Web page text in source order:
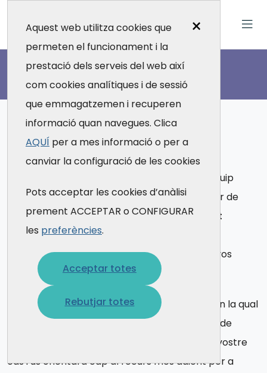
×
Aquest web utilitza cookies que
permeten el funcionament i la
prestació dels serveis del web així
com cookies analítiques i de sessió
que emmagatzemen i recuperen
informació quan navegues. Clica
AQUÍ per a mes informació o per a
canviar la configuració de les cookies
Pots acceptar les cookies d’anàlisi
prement ACCEPTAR o CONFIGURAR
les preferències.
Acceptar totes
Rebutjar totes
Contacte
nitatd'Acollid
Si treballes a l’àmbit de la salut i tu o el teu equip
voleu millorar les vostres habilitats per exercir de
manera més saludable o presenteupatiment
emocional, problemes de salut mental i/o
conductes addictives, som aquí per donar-vos
suport
Contacteu amb la nostraUnitat d’Acollida
, en la qual
un equip de professionals experts us atendrà de
, valorarà el vostre
cas i us orientarà cap al recurs més adient per a